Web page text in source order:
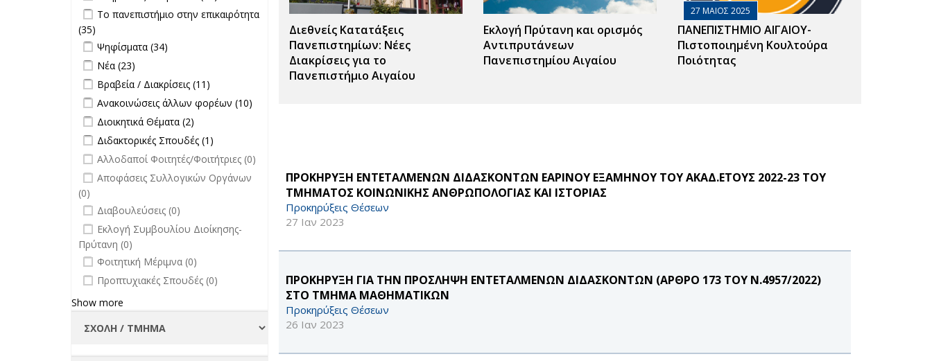
Διεθνείς Κατατάξεις
Πανεπιστημίων: Νέες
Διακρίσεις για το
Πανεπιστήμιο Αιγαίου
Εκλογή Πρύτανη και ορισμός
Αντιπρυτάνεων
Πανεπιστημίου Αιγαίου
27 ΜΑΙΟΣ 2025
ΠΑΝΕΠΙΣΤΗΜΙΟ ΑΙΓΑΙΟΥ-
Πιστοποιημένη Κουλτούρα
Ποιότητας
ΠΡΟΚΗΡΥΞΗ ΕΝΤΕΤΑΛΜΕΝΩΝ ΔΙΔΑΣΚΟΝΤΩΝ ΕΑΡΙΝΟΥ ΕΞΑΜΗΝΟΥ ΤΟΥ ΑΚΑΔ.ΕΤΟΥΣ 2022-23 ΤΟΥ
ΤΜΗΜΑΤΟΣ ΚΟΙΝΩΝΙΚΗΣ ΑΝΘΡΩΠΟΛΟΓΙΑΣ ΚΑΙ ΙΣΤΟΡΙΑΣ
Προκηρύξεις Θέσεων
27 Ιαν 2023
ΠΡΟΚΗΡΥΞΗ ΓΙΑ ΤΗΝ ΠΡΟΣΛΗΨΗ ΕΝΤΕΤΑΛΜΕΝΩΝ ΔΙΔΑΣΚΟΝΤΩΝ (ΑΡΘΡΟ 173 ΤΟΥ Ν.4957/2022)
ΣΤΟ ΤΜΗΜΑ ΜΑΘΗΜΑΤΙΚΩΝ
Προκηρύξεις Θέσεων
26 Ιαν 2023
επιτροπών
Apply Το πανεπιστήμιο στην
επικαιρότητα filter
Το πανεπιστήμιο στην επικαιρότητα
(35)
επικαιρότητα filter
Apply Ψηφίσματα filter
Ψηφίσματα (34)
Apply Νέα filter
Νέα (23)
Apply Βραβεία / Διακρίσεις filter
Βραβεία / Διακρίσεις (11)
Διακρίσεις
Apply Ανακοινώσεις άλλων φορέων
filter
Ανακοινώσεις άλλων φορέων (10)
Apply Διοικητικά Θέματα filter
Διοικητικά Θέματα (2)
Apply Διδακτορικές Σπουδές filter
Διδακτορικές Σπουδές (1)
Σπουδές
filter
undefined
Αλλοδαποί Φοιτητές/Φοιτήτριες (0)
undefined
Αποφάσεις Συλλογικών Οργάνων
(0)
undefined
Διαβουλεύσεις (0)
undefined
Εκλογή Συμβουλίου Διοίκησης-
Πρύτανη (0)
undefined
Φοιτητική Μέριμνα (0)
undefined
Προπτυχιακές Σπουδές (0)
Show more